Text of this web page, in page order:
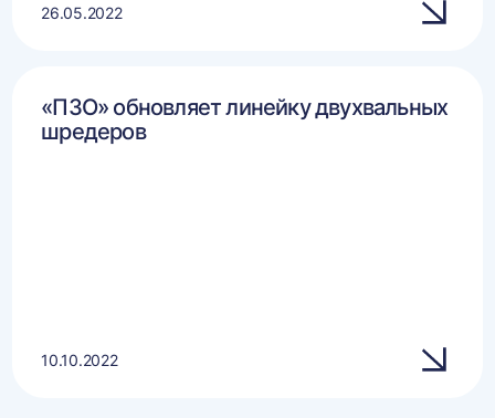
26.05.2022
«ПЗО» обновляет линейку двухвальных
шредеров
10.10.2022